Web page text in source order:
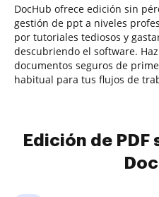
DocHub ofrece edición sin
gestión de ppt a niveles
por tutoriales tediosos y
descubriendo el software.
documentos seguros de
habitual para tus flujos de
Edición de